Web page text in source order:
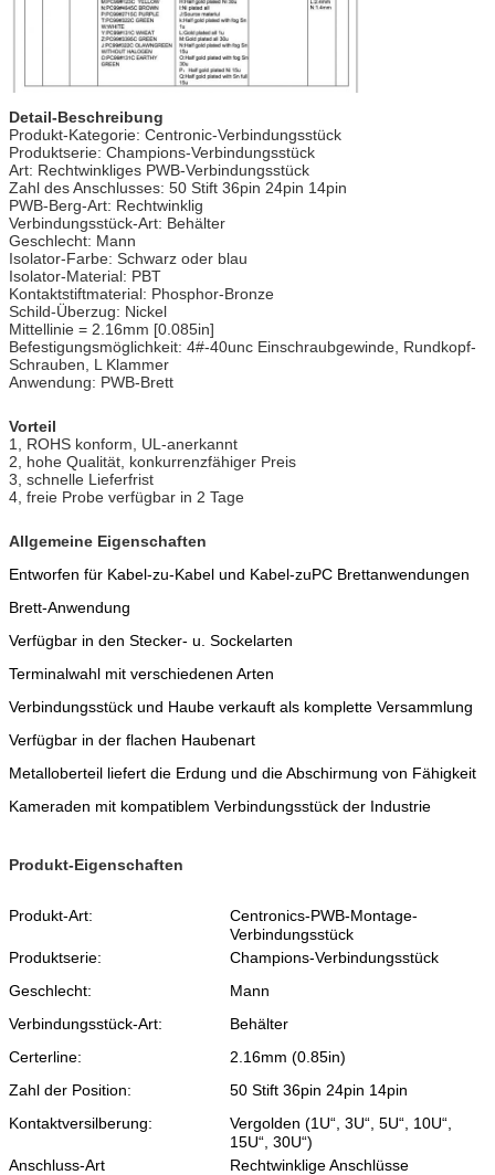
Detail-Beschreibung
Produkt-Kategorie: Centronic-Verbindungsstück
Produktserie: Champions-Verbindungsstück
Art: Rechtwinkliges PWB-Verbindungsstück
Zahl des Anschlusses: 50 Stift 36pin 24pin 14pin
PWB-Berg-Art: Rechtwinklig
Verbindungsstück-Art: Behälter
Geschlecht: Mann
Isolator-Farbe: Schwarz oder blau
Isolator-Material: PBT
Kontaktstiftmaterial: Phosphor-Bronze
Schild-Überzug: Nickel
Mittellinie = 2.16mm [0.085in]
Befestigungsmöglichkeit: 4#-40unc Einschraubgewinde, Rundkopf-
Schrauben, L Klammer
Anwendung: PWB-Brett
Vorteil
1, ROHS konform, UL-anerkannt
2, hohe Qualität, konkurrenzfähiger Preis
3, schnelle Lieferfrist
4, freie Probe verfügbar in 2 Tage
Allgemeine Eigenschaften
Entworfen für Kabel-zu-Kabel und Kabel-zuPC Brettanwendungen
Brett-Anwendung
Verfügbar in den Stecker- u. Sockelarten
Terminalwahl mit verschiedenen Arten
Verbindungsstück und Haube verkauft als komplette Versammlung
Verfügbar in der flachen Haubenart
Metalloberteil liefert die Erdung und die Abschirmung von Fähigkeit
Kameraden mit kompatiblem Verbindungsstück der Industrie
Produkt-Eigenschaften
Produkt-Art:
Centronics-PWB-Montage-
Verbindungsstück
Produktserie:
Champions-Verbindungsstück
Geschlecht:
Mann
Verbindungsstück-Art:
Behälter
Certerline:
2.16mm (0.85in)
Zahl der Position:
50 Stift 36pin 24pin 14pin
Kontaktversilberung:
Vergolden (1U“, 3U“, 5U“, 10U“,
15U“, 30U“)
Anschluss-Art
Rechtwinklige Anschlüsse